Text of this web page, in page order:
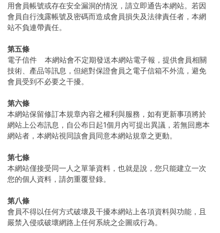
用會員帳號或存在安全漏洞的情況，請立即通告本網站。若因
會員自行洩露帳號及密碼而造成會員損失及法律責任者，本網
站不負連帶責任。
第五條
電子信件 本網站會不定期發送本網站電子報，提供會員相關
技術、產品等訊息，但絕對保證會員之電子信箱不外流，避免
會員受到不必要之干擾。
第六條
本網站保留修訂本規章內容之權利與服務，如有更新事項將於
網站上公布訊息，自公布日起1個月內可提出異議，若無回應本
網站者，本網站視同該會員同意本網站規章之更動。
第七條
本網站僅接受同一人之單筆資料，也就是說，您只能建立一次
您的個人資料，請勿重覆登錄。
第八條
會員不得以任何方式破壞及干擾本網站上各項資料與功能，且
嚴禁入侵或破壞網路上任何系統之企圖或行為。